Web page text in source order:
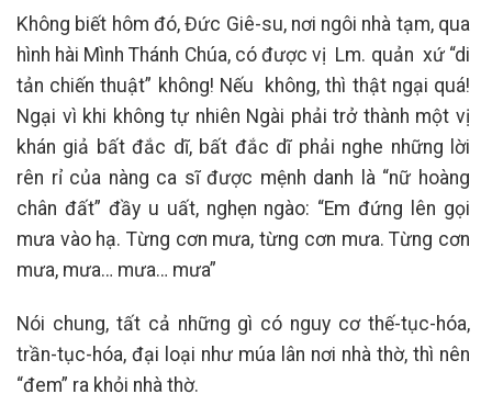
Không biết hôm đó, Đức Giê-su, nơi ngôi nhà tạm, qua
hình hài Mình Thánh Chúa, có được vị Lm. quản xứ “di
tản chiến thuật” không! Nếu không, thì thật ngại quá!
Ngại vì khi không tự nhiên Ngài phải trở thành một vị
khán giả bất đắc dĩ, bất đắc dĩ phải nghe những lời
rên rỉ của nàng ca sĩ được mệnh danh là “nữ hoàng
chân đất” đầy u uất, nghẹn ngào: “Em đứng lên gọi
mưa vào hạ. Từng cơn mưa, từng cơn mưa. Từng cơn
mưa, mưa… mưa… mưa”
Nói chung, tất cả những gì có nguy cơ thế-tục-hóa,
trần-tục-hóa, đại loại như múa lân nơi nhà thờ, thì nên
“đem” ra khỏi nhà thờ.